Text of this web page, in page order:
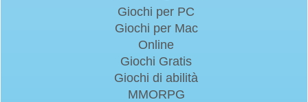
Giochi per PC
Giochi per Mac
Online
Giochi Gratis
Giochi di abilità
MMORPG